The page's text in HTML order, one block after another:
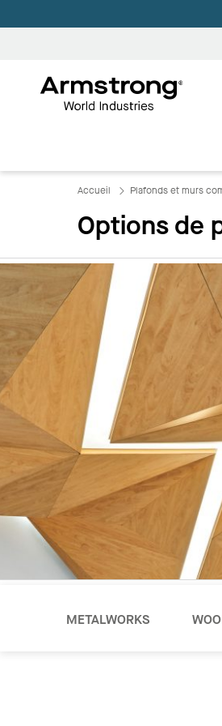
Accueil Plafonds et murs
Options de
METALWORKS